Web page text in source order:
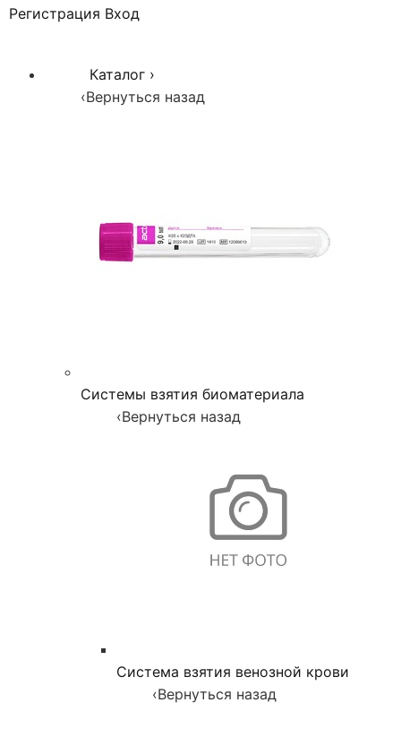
Регистрация Вход
Каталог ›
‹Вернуться назад
Системы взятия биоматериала
‹Вернуться назад
Система взятия венозной крови
‹Вернуться назад